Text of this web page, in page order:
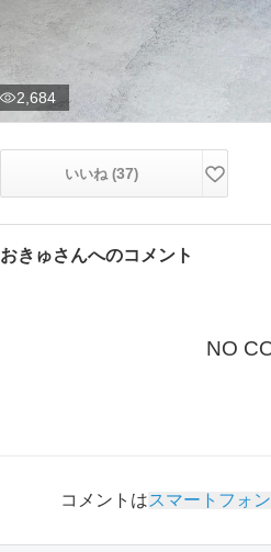
2,684
いいね (37)
おきゅさんへのコメント
NO
コメントはスマートフォ